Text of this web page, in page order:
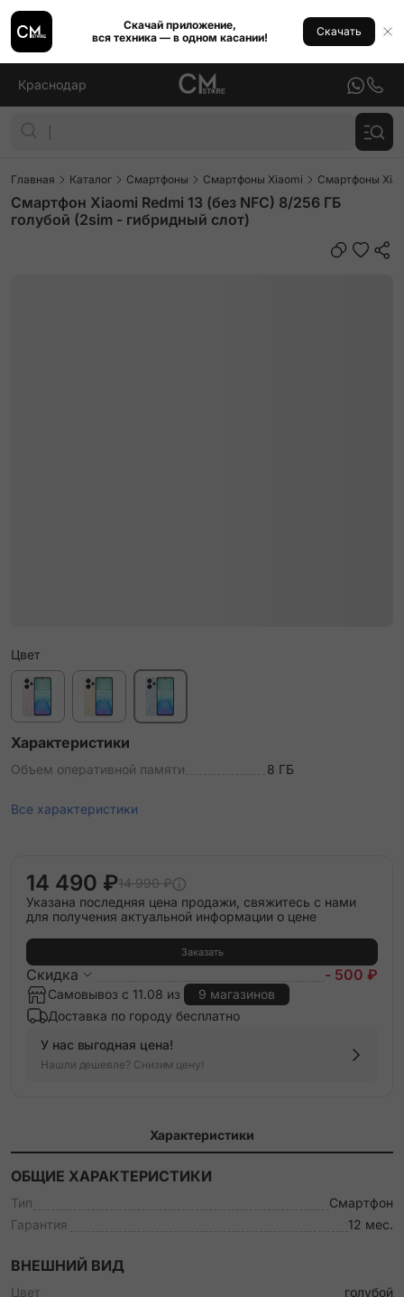
Скачай приложение,
вся техника — в одном касании!
Скачать
Краснодар
Главная Каталог Смартфоны Смартфоны Xiaomi Смартфоны
Смартфон Xiaomi Redmi 13 (без NFC) 8/256 ГБ
голубой (2sim - гибридный слот)
Цвет
Характеристики
Объем оперативной памяти 8 ГБ
Все характеристики
14 490 ₽14 990 ₽
Указана последняя цена продажи, свяжитесь с нами
для получения актуальной информации о цене
Заказать
Скидка - 500 ₽
Самовывоз с 11.08 из
9 магазинов
Доставка по городу бесплатно
У нас выгодная цена!
Нашли дешевле? Снизим цену!
Характеристики
ОБЩИЕ ХАРАКТЕРИСТИКИ
Тип
Смартфон
Гарантия
12 мес.
ВНЕШНИЙ ВИД
Цвет голубой